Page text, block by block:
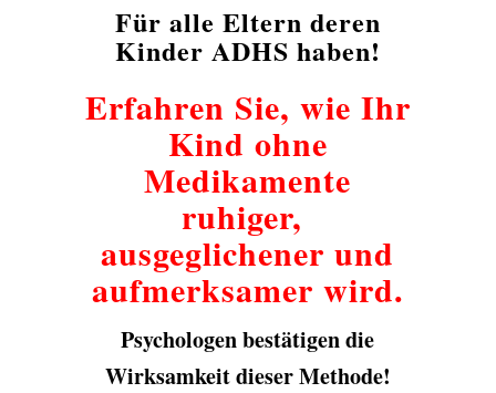
Für alle Eltern deren
Kinder ADHS haben!
Erfahren Sie, wie Ihr
Kind ohne
Medikamente
ruhiger,
ausgeglichener und
aufmerksamer wird.
Psychologen bestätigen die
Wirksamkeit dieser Methode!